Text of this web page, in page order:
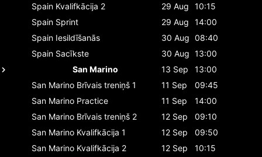
Spain Kvalifkācija 2 29 Aug
10:15
Spain Sprint 29 Aug
14:00
Spain Iesildīšanās 30 Aug 08:40
Spain Sacīkste 30 Aug 13:00
San Marino
13 Sep
13:00
San Marino Brīvais treniņš 1 11 Sep
09:45
San Marino Practice 11 Sep
14:00
San Marino Brīvais treniņš 2 12 Sep
09:10
San Marino Kvalifkācija 1 12 Sep
09:50
San Marino Kvalifkācija 2 12 Sep
10:15